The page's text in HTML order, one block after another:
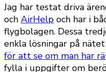
Jag har testat driva
och AirHelp och har i
flygbolagen. Dessa
enkla lösningar på
för att se om man har
fylla i uppgifter om